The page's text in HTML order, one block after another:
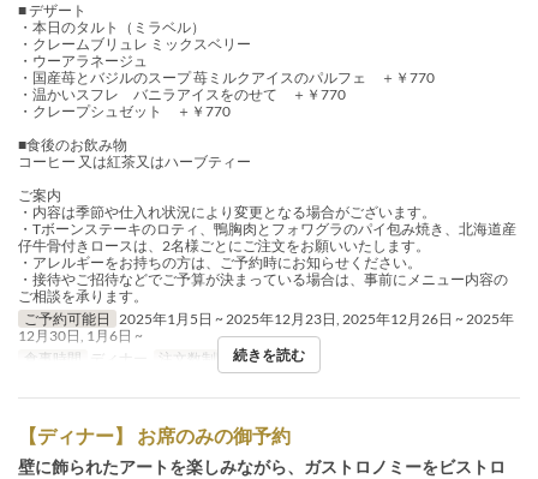
■ デザート
・本日のタルト（ミラベル）
・クレームブリュレ ミックスベリー
・ウーアラネージュ
・国産苺とバジルのスープ 苺ミルクアイスのパルフェ ＋￥770
・温かいスフレ バニラアイスをのせて ＋￥770
・クレープシュゼット ＋￥770
■食後のお飲み物
コーヒー 又は紅茶又はハーブティー
ご案内
・内容は季節や仕入れ状況により変更となる場合がございます。
・Tボーンステーキのロティ、鴨胸肉とフォワグラのパイ包み焼き、北海道産
仔牛骨付きロースは、2名様ごとにご注文をお願いいたします。
・アレルギーをお持ちの方は、ご予約時にお知らせください。
・接待やご招待などでご予算が決まっている場合は、事前にメニュー内容の
ご相談を承ります。
ご予約可能日 2025年1月5日 ~ 2025年12月23日, 2025年12月26日 ~ 2025年
12月30日, 1月6日 ~
食事時間
ディナー 注文数制限 1 ~ 4
続きを読む
【ディナー】 お席のみの御予約
壁に飾られたアートを楽しみながら、ガストロノミーをビストロ